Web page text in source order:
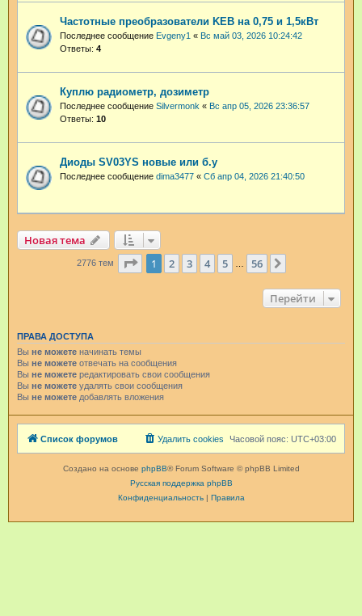
Частотные преобразователи KEB на 0,75 и 1,5кВт
Последнее сообщение Evgeny1 « Вс май 03, 2026 10:24:42
Ответы: 4
Куплю радиометр, дозиметр
Последнее сообщение Silvermonk « Вс апр 05, 2026 23:36:57
Ответы: 10
Диоды SV03YS новые или б.у
Последнее сообщение dima3477 « Сб апр 04, 2026 21:40:50
Новая тема
2776 тем Страница из 56
1 2 3 4 5 56
Перейти
ПРАВА ДОСТУПА
Вы не можете начинать темы
Вы не можете отвечать на сообщения
Вы не можете редактировать свои сообщения
Вы не можете удалять свои сообщения
Вы не можете добавлять вложения
Список форумов Часовой пояс: UTC+03:00
Удалить cookies
Создано на основе phpBB® Forum Software © phpBB Limited
Русская поддержка phpBB
Конфиденциальность| Правила